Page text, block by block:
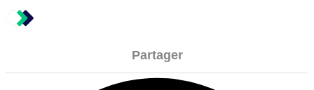
Partager